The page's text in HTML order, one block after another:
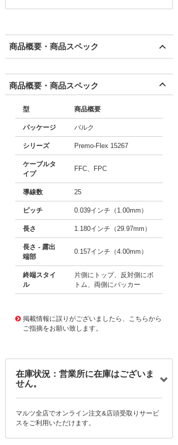
商品概要・商品スペック
商品概要・商品スペック
型 商品概要
パッケージ バルク
シリーズ Premo-Flex 15267
ケーブルタ
イプ
FFC、FPC
導線数 25
ピッチ 0.039インチ（1.00mm）
長さ 1.180インチ（29.97mm）
長さ - 露出
端部
0.157インチ（4.00mm）
終端スタイ
ル
片側にトップ、反対側にボ
トム、両側にバッカー
掲載情報に誤りがございましたら、こちらから
ご指摘をお願い致します。
在庫状況：営業所に在庫はございま
せん。
マルツ全店でオンライン注文&店頭受取りサービ
スをご利用いただけます。